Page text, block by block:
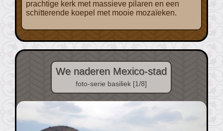
prachtige kerk met massieve pilaren en een
schitterende koepel met mooie mozaïeken.
We naderen Mexico-stad
foto-serie basiliek [1/8]